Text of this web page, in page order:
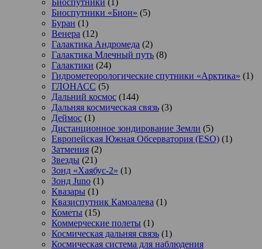
Биоспутники «Бион» (5)
Буран (1)
Венера (12)
Галактика Андромеда (2)
Галактика Млечный путь (8)
Галактики (24)
Гидрометеорологические спутники «Арктика» (1)
ГЛОНАСС (5)
Дальний космос (144)
Дальняя космическая связь (3)
Деймос (1)
Дистанционное зондирование Земли (5)
Европейская Южная Обсерватория (ESO) (1)
Затмения (2)
Звезды (21)
Зонд «Хаябус-2» (1)
Зонд Juno (1)
Квазары (1)
Квазиспутник Камоалева (1)
Кометы (15)
Коммерческие полеты (1)
Космическая дальняя связь (1)
Космическая система для наблюдения